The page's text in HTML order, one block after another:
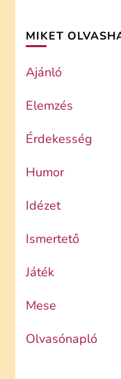
MIKET
Ajánló
Elemzés
Érdekesség
Humor
Idézet
Ismertető
Játék
Mese
Olvasónapló